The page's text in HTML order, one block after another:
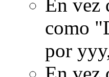
En vez
como
por